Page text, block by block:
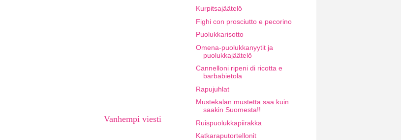
Vanhempi viesti
Kurpitsajäätelö
Fighi con prosciutto e pecorino
Puolukkarisotto
Omena-puolukkanyytit ja
puolukkajäätelö
Cannelloni ripeni di ricotta e
barbabietola
Rapujuhlat
Mustekalan mustetta saa kuin
saakin Suomesta!!
Ruispuolukkapiirakka
Katkaraputortellonit